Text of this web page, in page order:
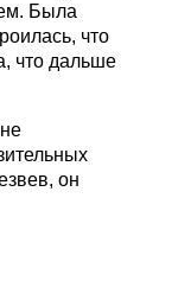
Была
что
что дальше
он